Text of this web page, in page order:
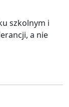
szkolnym i
a nie